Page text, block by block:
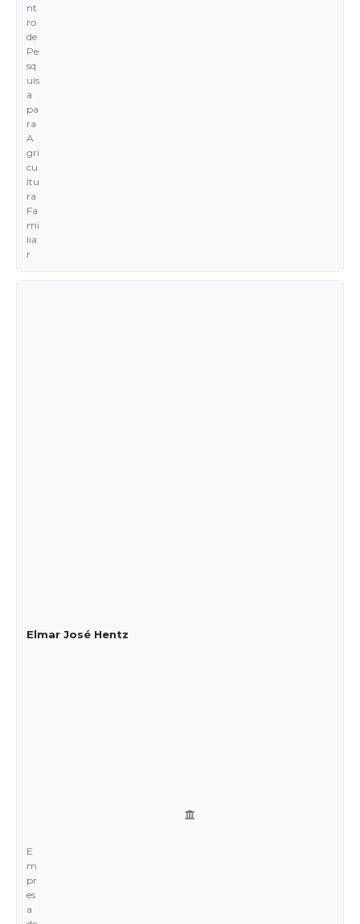
nt
ro
de
Pe
sq
uis
a
pa
ra
A
gri
cu
ltu
ra
Fa
mi
lia
r
Elmar José Hentz
E
m
pr
es
a